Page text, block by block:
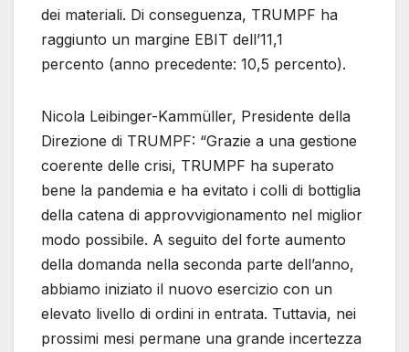
dei materiali. Di conseguenza, TRUMPF ha
raggiunto un margine EBIT dell’11,1
percento (anno precedente: 10,5 percento).
Nicola Leibinger-Kammüller, Presidente della
Direzione di TRUMPF: “Grazie a una gestione
coerente delle crisi, TRUMPF ha superato
bene la pandemia e ha evitato i colli di bottiglia
della catena di approvvigionamento nel miglior
modo possibile. A seguito del forte aumento
della domanda nella seconda parte dell’anno,
abbiamo iniziato il nuovo esercizio con un
elevato livello di ordini in entrata. Tuttavia, nei
prossimi mesi permane una grande incertezza